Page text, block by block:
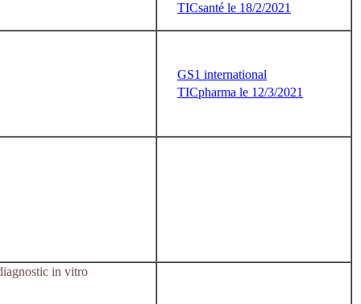
TICsanté le 18/2/2021
GS1 international
TICpharma le 12/3/2021
in vitro